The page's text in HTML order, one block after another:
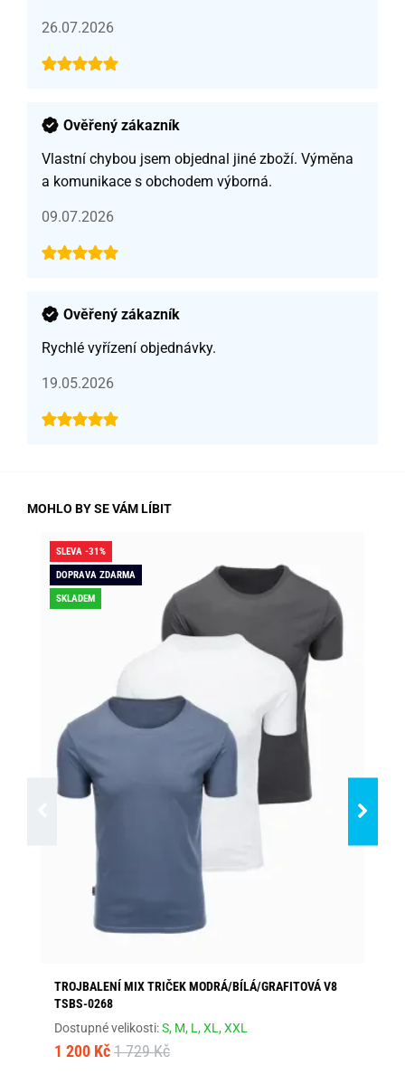
26.07.2026
Ověřený zákazník
Vlastní chybou jsem objednal jiné zboží. Výměna
a komunikace s obchodem výborná.
09.07.2026
Ověřený zákazník
Rychlé vyřízení objednávky.
19.05.2026
MOHLO BY SE VÁM LÍBIT
SLEVA -31%
DOPRAVA ZDARMA
SKLADEM
TROJBALENÍ MIX TRIČEK MODRÁ/BÍLÁ/GRAFITOVÁ V8
TSBS-0268
Dostupné velikosti:S, M, L,XL,XXL
1 200 Kč 1 729 Kč